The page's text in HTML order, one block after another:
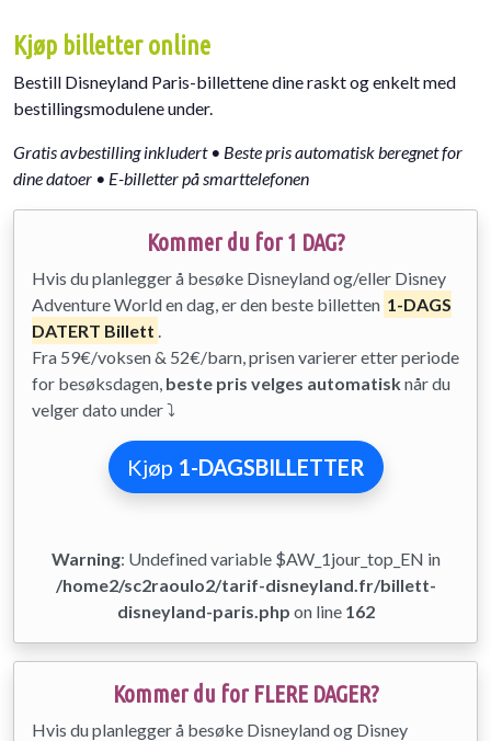
Kjøp billetter online
Bestill Disneyland Paris-billettene dine raskt og enkelt med
bestillingsmodulene under.
Gratis avbestilling inkludert • Beste pris automatisk beregnet for
dine datoer • E-billetter på smarttelefonen
Kommer du for 1 DAG?
Hvis du planlegger å besøke Disneyland og/eller Disney
Adventure World en dag, er den beste billetten 1-DAGS
DATERT Billett .
Fra 59€/voksen & 52€/barn, prisen varierer etter periode
for besøksdagen, beste pris velges automatisknår du
velger dato under ⤵
Kjøp 1-DAGSBILLETTER
Warning: Undefined variable $AW_1jour_top_EN in
/home2/sc2raoulo2/tarif-disneyland.fr/billett-
disneyland-paris.php on line 162
Kommer du for FLERE DAGER?
Hvis du planlegger å besøke Disneyland og Disney